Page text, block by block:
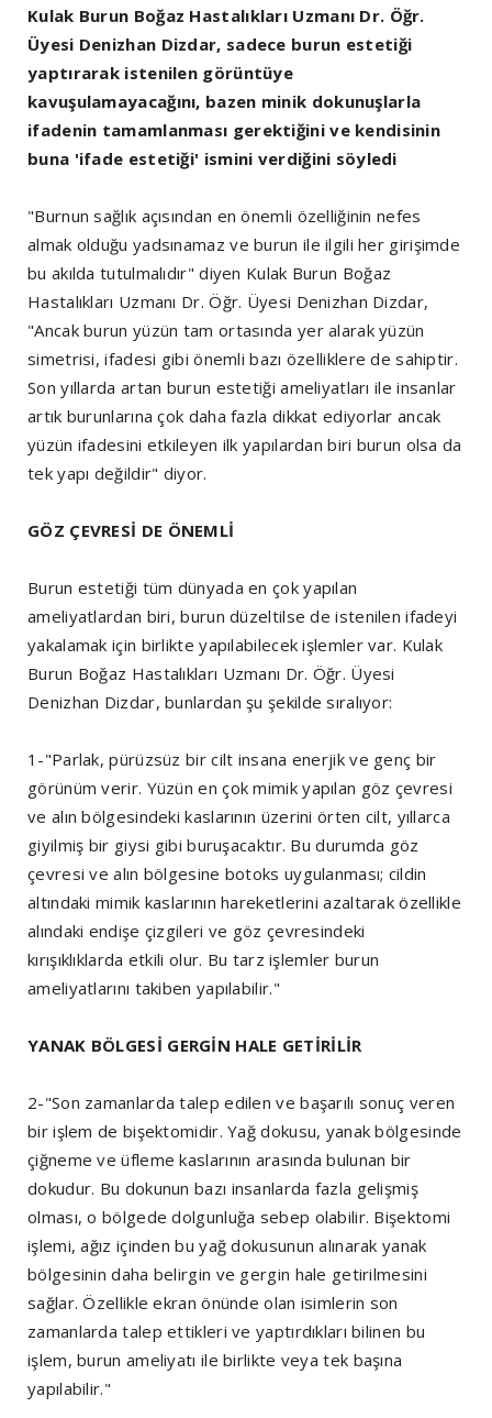
Kulak Burun Boğaz Hastalıkları Uzmanı Dr. Öğr.
Üyesi Denizhan Dizdar, sadece burun estetiği
yaptırarak istenilen görüntüye
kavuşulamayacağını, bazen minik dokunuşlarla
ifadenin tamamlanması gerektiğini ve kendisinin
buna 'ifade estetiği' ismini verdiğini söyledi
"Burnun sağlık açısından en önemli özelliğinin nefes
almak olduğu yadsınamaz ve burun ile ilgili her girişimde
bu akılda tutulmalıdır" diyen Kulak Burun Boğaz
Hastalıkları Uzmanı Dr. Öğr. Üyesi Denizhan Dizdar,
"Ancak burun yüzün tam ortasında yer alarak yüzün
simetrisi, ifadesi gibi önemli bazı özelliklere de sahiptir.
Son yıllarda artan burun estetiği ameliyatları ile insanlar
artık burunlarına çok daha fazla dikkat ediyorlar ancak
yüzün ifadesini etkileyen ilk yapılardan biri burun olsa da
tek yapı değildir" diyor.
GÖZ ÇEVRESİ DE ÖNEMLİ
Burun estetiği tüm dünyada en çok yapılan
ameliyatlardan biri, burun düzeltilse de istenilen ifadeyi
yakalamak için birlikte yapılabilecek işlemler var. Kulak
Burun Boğaz Hastalıkları Uzmanı Dr. Öğr. Üyesi
Denizhan Dizdar, bunlardan şu şekilde sıralıyor:
1-"Parlak, pürüzsüz bir cilt insana enerjik ve genç bir
görünüm verir. Yüzün en çok mimik yapılan göz çevresi
ve alın bölgesindeki kaslarının üzerini örten cilt, yıllarca
giyilmiş bir giysi gibi buruşacaktır. Bu durumda göz
çevresi ve alın bölgesine botoks uygulanması; cildin
altındaki mimik kaslarının hareketlerini azaltarak özellikle
alındaki endişe çizgileri ve göz çevresindeki
kırışıklıklarda etkili olur. Bu tarz işlemler burun
ameliyatlarını takiben yapılabilir."
YANAK BÖLGESİ GERGİN HALE GETİRİLİR
2-"Son zamanlarda talep edilen ve başarılı sonuç veren
bir işlem de bişektomidir. Yağ dokusu, yanak bölgesinde
çiğneme ve üfleme kaslarının arasında bulunan bir
dokudur. Bu dokunun bazı insanlarda fazla gelişmiş
olması, o bölgede dolgunluğa sebep olabilir. Bişektomi
işlemi, ağız içinden bu yağ dokusunun alınarak yanak
bölgesinin daha belirgin ve gergin hale getirilmesini
sağlar. Özellikle ekran önünde olan isimlerin son
zamanlarda talep ettikleri ve yaptırdıkları bilinen bu
işlem, burun ameliyatı ile birlikte veya tek başına
yapılabilir."